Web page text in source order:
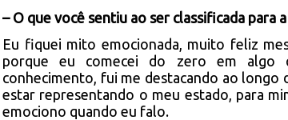
– O que você sentiu ao ser classificada para
Eu fiquei mito emocionada, muito feliz
porque eu comecei do zero em
conhecimento, fui me destacando ao longo
estar representando o meu estado, para
emociono quando eu falo.